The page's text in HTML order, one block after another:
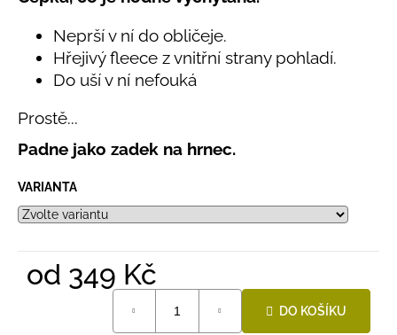
produktu
Neprší v ní do obličeje.
Hřejivý fleece z vnitřní strany pohladí.
Do uší v ní nefouká
Prostě...
Padne jako zadek na hrnec.
VARIANTA
od 349 Kč
DO KOŠÍKU
LETNÍ
KALHOTY
KORÁLKY
Kč